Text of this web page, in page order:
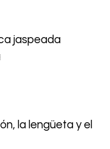
jaspeada
la lengüeta y el